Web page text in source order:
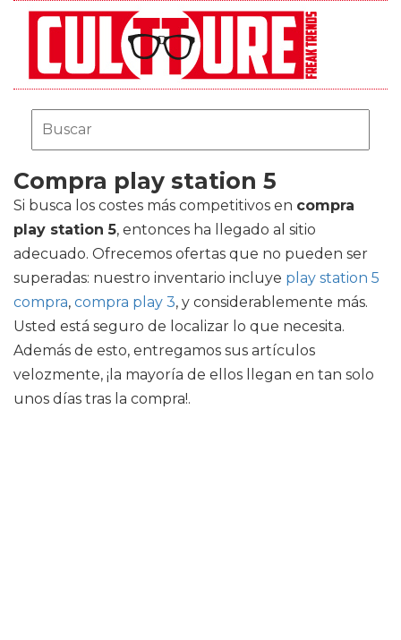
Compra play station 5
Si busca los costes más competitivos en compra
play station 5, entonces ha llegado al sitio
adecuado. Ofrecemos ofertas que no pueden ser
superadas: nuestro inventario incluye play station 5
compra, compra play 3, y considerablemente más.
Usted está seguro de localizar lo que necesita.
Además de esto, entregamos sus artículos
velozmente, ¡la mayoría de ellos llegan en tan solo
unos días tras la compra!.